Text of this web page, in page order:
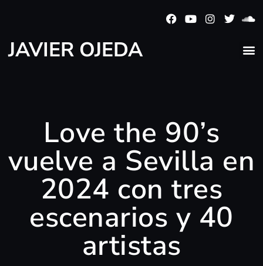
JAVIER OJEDA
Love the 90’s
vuelve a Sevilla en
2024 con tres
escenarios y 40
artistas